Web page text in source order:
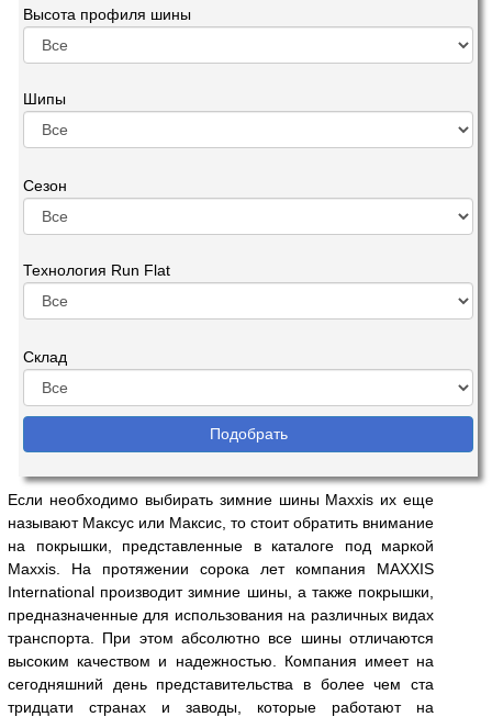
Высота профиля шины
Шипы
Сезон
Технология Run Flat
Склад
Если необходимо выбирать зимние шины Maxxis их еще
называют Максус или Максис, то стоит обратить внимание
на покрышки, представленные в каталоге под маркой
Maxxis. На протяжении сорока лет компания MAXXIS
International производит зимние шины, а также покрышки,
предназначенные для использования на различных видах
транспорта. При этом абсолютно все шины отличаются
высоким качеством и надежностью. Компания имеет на
сегодняшний день представительства в более чем ста
тридцати странах и заводы, которые работают на